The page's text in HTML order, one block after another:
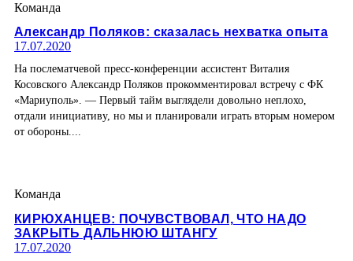
Команда
Александр Поляков: сказалась нехватка опыта
17.07.2020
На послематчевой пресс-конференции ассистент Виталия
Косовского Александр Поляков прокомментировал встречу с ФК
«Мариуполь». — Первый тайм выглядели довольно неплохо,
отдали инициативу, но мы и планировали играть вторым номером
от обороны....
Команда
КИРЮХАНЦЕВ: ПОЧУВСТВОВАЛ, ЧТО НАДО
ЗАКРЫТЬ ДАЛЬНЮЮ ШТАНГУ
17.07.2020